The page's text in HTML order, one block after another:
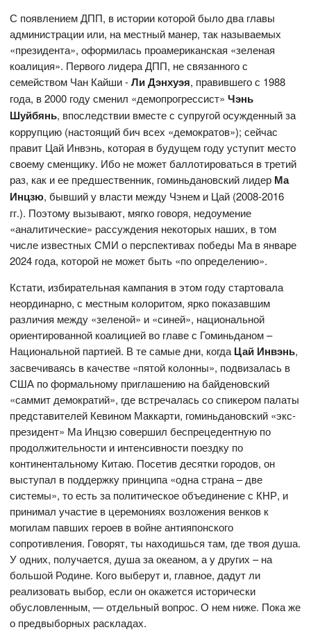
С появлением ДПП, в истории которой было два главы
администрации или, на местный манер, так называемых
«президента», оформилась проамериканская «зеленая
коалиция». Первого лидера ДПП, не связанного с
семейством Чан Кайши -Ли Дэнхуэя, правившего с 1988
года, в 2000 году сменил «демопрогрессист»Чэнь
Шуйбянь, впоследствии вместе с супругой осужденный за
коррупцию (настоящий бич всех «демократов»); сейчас
правит Цай Инвэнь, которая в будущем году уступит место
своему сменщику. Ибо не может баллотироваться в третий
раз, как и ее предшественник, гоминьдановский лидер Ма
Инцзю, бывший у власти между Чэнем и Цай (2008-2016
гг.). Поэтому вызывают, мягко говоря, недоумение
«аналитические» рассуждения некоторых наших, в том
числе известных СМИ о перспективах победы Ма в январе
2024 года, которой не может быть «по определению».
Кстати, избирательная кампания в этом году стартовала
неординарно, с местным колоритом, ярко показавшим
различия между «зеленой» и «синей», национальной
ориентированной коалицией во главе с Гоминьданом –
Национальной партией. В те самые дни, когдаЦай Инвэнь,
засвечиваясь в качестве «пятой колонны», подвизалась в
США по формальному приглашению на байденовский
«саммит демократий», где встречалась со спикером палаты
представителей Кевином Маккарти, гоминьдановский «экс-
президент» Ма Инцзю совершил беспрецедентную по
продолжительности и интенсивности поездку по
континентальному Китаю. Посетив десятки городов, он
выступал в поддержку принципа «одна страна – две
системы», то есть за политическое объединение с КНР, и
принимал участие в церемониях возложения венков к
могилам павших героев в войне антияпонского
сопротивления. Говорят, ты находишься там, где твоя душа.
У одних, получается, душа за океаном, а у других – на
большой Родине. Кого выберут и, главное, дадут ли
реализовать выбор, если он окажется исторически
обусловленным, — отдельный вопрос. О нем ниже. Пока же
о предвыборных раскладах.